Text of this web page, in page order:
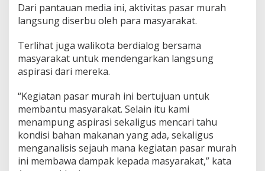
Dari pantauan media ini, aktivitas pasar murah
langsung diserbu oleh para masyarakat.
Terlihat juga walikota berdialog bersama
masyarakat untuk mendengarkan langsung
aspirasi dari mereka.
“Kegiatan pasar murah ini bertujuan untuk
membantu masyarakat. Selain itu kami
menampung aspirasi sekaligus mencari tahu
kondisi bahan makanan yang ada, sekaligus
menganalisis sejauh mana kegiatan pasar murah
ini membawa dampak kepada masyarakat,” kata